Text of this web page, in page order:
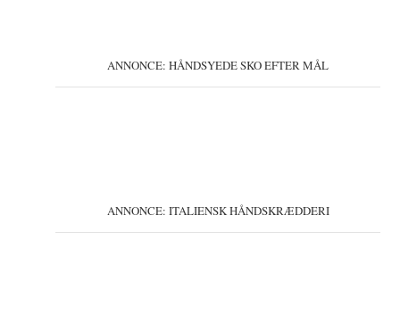
ANNONCE: HÅNDSYEDE SKO EFTER MÅL
ANNONCE: ITALIENSK HÅNDSKRÆDDERI